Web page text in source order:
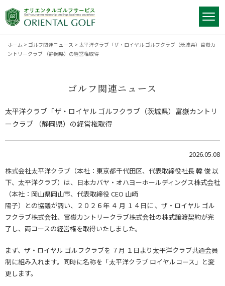
ホーム > ゴルフ関連ニュース > 太平洋クラブ「ザ・ロイヤル ゴルフクラブ（茨城県）富嶽カ
ントリークラブ （静岡県）の経営権取得
ゴルフ関連ニュース
太平洋クラブ「ザ・ロイヤル ゴルフクラブ（茨城県）富嶽カントリ
ークラブ （静岡県）の経営権取得
2026.05.08
株式会社太平洋クラブ（本社：東京都千代田区、代表取締役社長 韓 俊 以
下、太平洋クラブ）は、日本カバヤ・オハヨーホールディングス株式会社
（本社：岡山県岡山市、代表取締役 CEO 山崎
陽子）との協議が調い、２０２６年 ４ 月 １４日に 、ザ・ロイヤル ゴル
フクラブ株式会社、富嶽カントリークラブ株式会社の株式譲渡契約が完
了し、両コースの経営権を取得いたしました。
まず、ザ・ロイヤル ゴルフクラブを ７月 １日より太平洋クラブ共通会員
制に組み入れます。同時に名称を「太平洋クラブ ロイヤルコース」と変
更します。